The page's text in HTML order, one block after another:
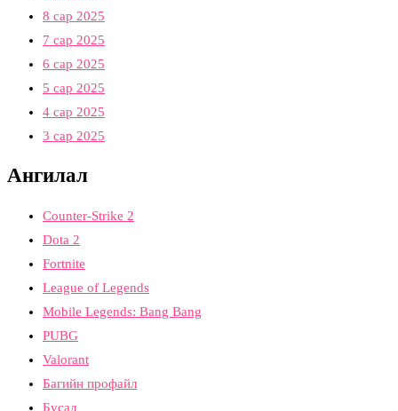
8 сар 2025
7 сар 2025
6 сар 2025
5 сар 2025
4 сар 2025
3 сар 2025
Ангилал
Counter-Strike 2
Dota 2
Fortnite
League of Legends
Mobile Legends: Bang Bang
PUBG
Valorant
Багийн профайл
Бусад